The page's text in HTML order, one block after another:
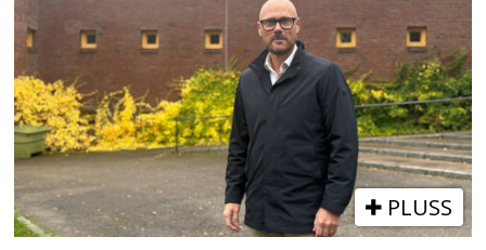
PLUSS